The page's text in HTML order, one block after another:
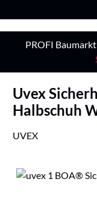
PROFI Baumarkt
Uvex
Halbschuh
UVEX
Bildergalerie